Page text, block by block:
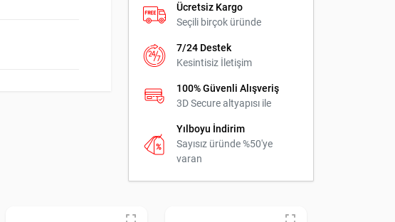
Ücretsiz Kargo
Seçili birçok üründe
7/24 Destek
Kesintisiz İletişim
100% Güvenli Alışveriş
3D Secure altyapısı ile
Yılboyu İndirim
Sayısız üründe %50'ye
varan